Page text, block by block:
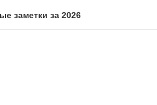
заметки за 2026